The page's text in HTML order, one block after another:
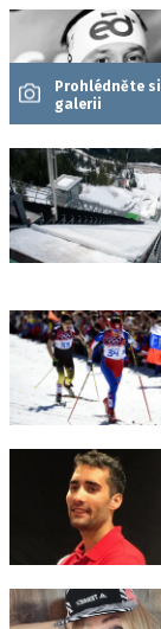
Prohlédněte si
galerii